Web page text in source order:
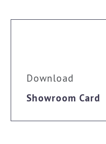
Download
Showroom Card